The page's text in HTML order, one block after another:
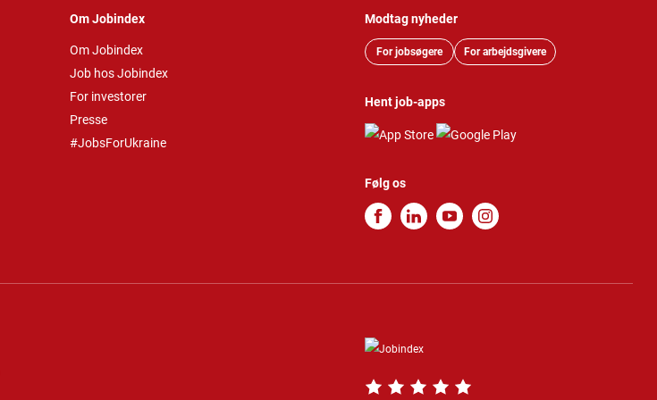
Om Jobindex
Om Jobindex
Job hos Jobindex
For investorer
Presse
#JobsForUkraine
Modtag nyheder
For jobsøgere For arbejdsgivere
Hent job-apps
Følg os